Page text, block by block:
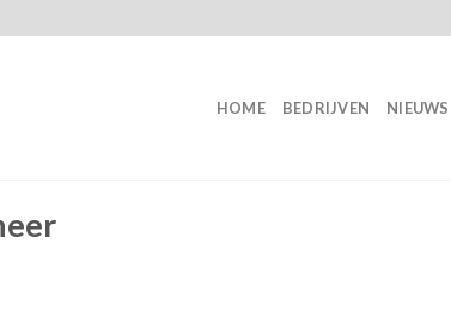
HOME BEDRIJVEN NIEUWS